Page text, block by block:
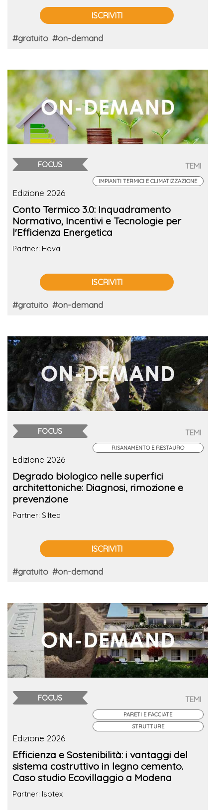
ISCRIVITI
#gratuito #on-demand
FOCUS TEMI
IMPIANTI TERMICI E CLIMATIZZAZIONE
Edizione 2026
Conto Termico 3.0: Inquadramento
Normativo, Incentivi e Tecnologie per
l'Efficienza Energetica
Partner: Hoval
ISCRIVITI
#gratuito #on-demand
FOCUS TEMI
RISANAMENTO E RESTAURO
Edizione 2026
Degrado biologico nelle superfici
architettoniche: Diagnosi, rimozione e
prevenzione
Partner: Siltea
ISCRIVITI
#gratuito #on-demand
FOCUS TEMI
PARETI E FACCIATE
STRUTTURE
Edizione 2026
Efficienza e Sostenibilità: i vantaggi del
sistema costruttivo in legno cemento.
Caso studio Ecovillaggio a Modena
Partner: Isotex